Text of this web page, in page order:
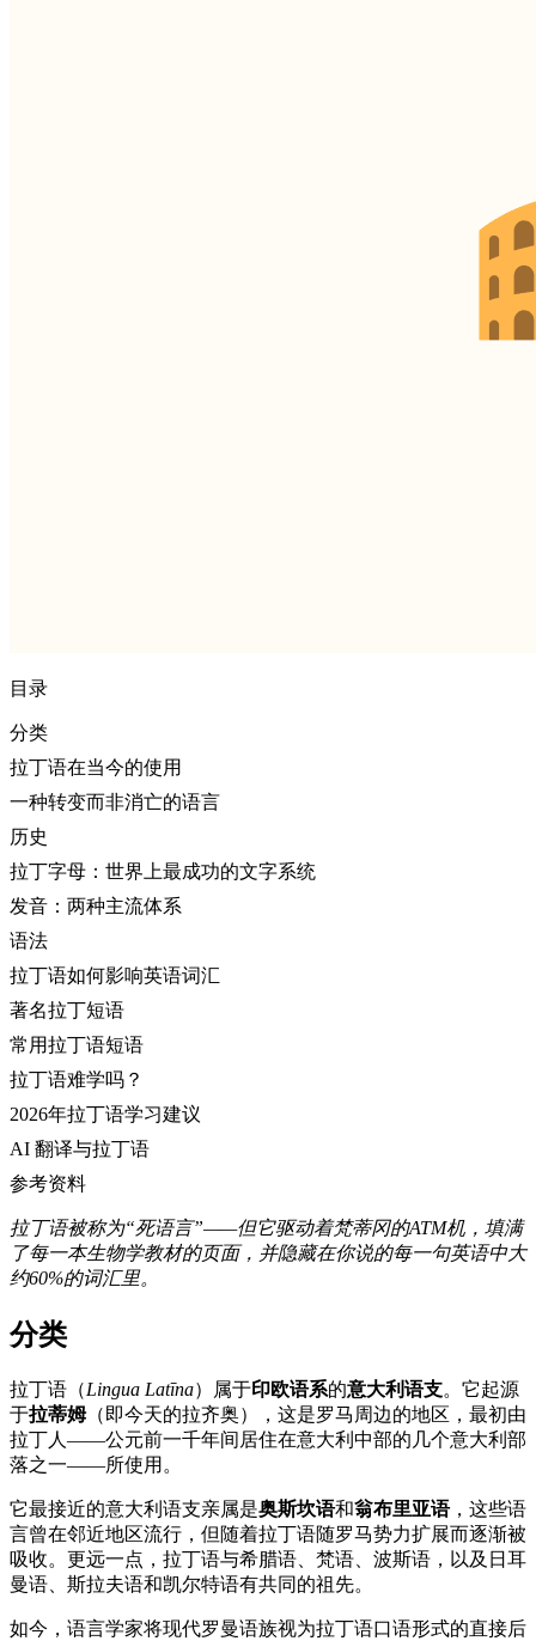
目录
分类
拉丁语在当今的使用
一种转变而非消亡的语言
历史
拉丁字母：世界上最成功的文字系统
发音：两种主流体系
语法
拉丁语如何影响英语词汇
著名拉丁短语
常用拉丁语短语
拉丁语难学吗？
2026年拉丁语学习建议
AI 翻译与拉丁语
参考资料
拉丁语被称为“死语言”——但它驱动着梵蒂冈的ATM机，填满
了每一本生物学教材的页面，并隐藏在你说的每一句英语中大
约60%的词汇里。
分类
拉丁语（Lingua Latīna）属于印欧语系的意大利语支。它起源
于拉蒂姆（即今天的拉齐奥），这是罗马周边的地区，最初由
拉丁人——公元前一千年间居住在意大利中部的几个意大利部
落之一——所使用。
它最接近的意大利语支亲属是奥斯坎语和翁布里亚语，这些语
言曾在邻近地区流行，但随着拉丁语随罗马势力扩展而逐渐被
吸收。更远一点，拉丁语与希腊语、梵语、波斯语，以及日耳
曼语、斯拉夫语和凯尔特语有共同的祖先。
如今，语言学家将现代罗曼语族视为拉丁语口语形式的直接后